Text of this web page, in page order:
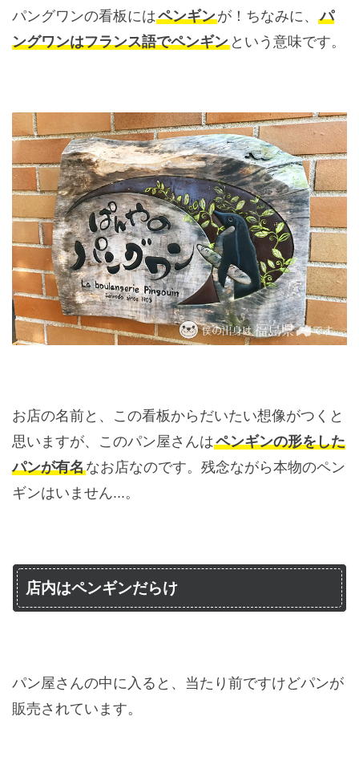
パングワンの看板にはペンギンが！ちなみに、 パ
ングワンはフランス語でペンギン という意味です。
お店の名前と、この看板からだいたい想像がつくと
思いますが、このパン屋さんはペンギンの形をした
パンが有名なお店なのです。残念ながら本物のペン
ギンはいません...。
店内はペンギンだらけ
パン屋さんの中に入ると、当たり前ですけどパンが
販売されています。